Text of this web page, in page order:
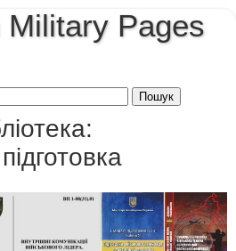
Military Pages